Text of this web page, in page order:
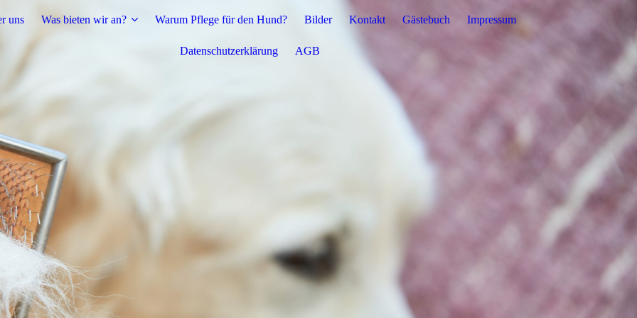
uns Was bieten wir an? Warum Pflege für den Hund? Bilder Kontakt Gästebuch Impressum
Datenschutzerklärung AGB